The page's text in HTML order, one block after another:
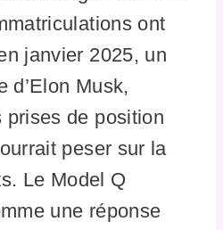
ont
janvier 2025, un
d’Elon Musk,
prises de position
peser sur la
Le Model Q
une réponse